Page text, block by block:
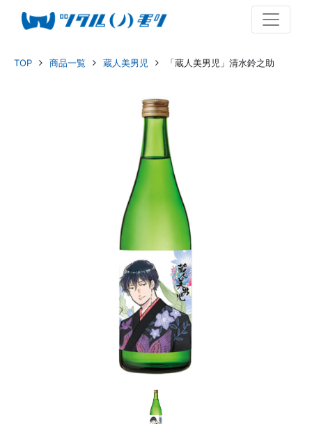
TOP 商品一覧 蔵人美男児 「蔵人美男児」清水鈴之助